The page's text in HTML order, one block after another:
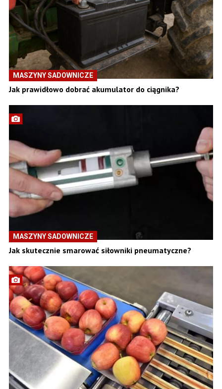
MASZYNY SADOWNICZE
Jak prawidłowo dobrać akumulator do ciągnika?
MASZYNY SADOWNICZE
Jak skutecznie smarować siłowniki pneumatyczne?